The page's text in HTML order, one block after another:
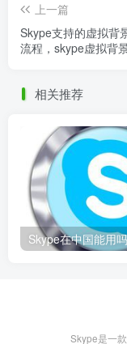
上一篇
Skype支持的虚拟背
流程，skype虚拟背
相关推荐
Skype是一